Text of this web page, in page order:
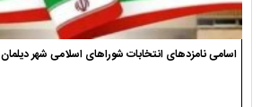
اسامی نامزدهای انتخابات شوراهای اسلامی شهر دیلمان